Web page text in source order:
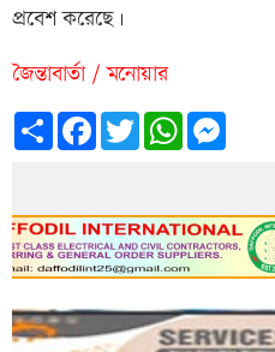
প্রবেশ করেছে।
জৈন্তাবার্তা / মনোয়ার
Share FacebookTwitterWhatsApp